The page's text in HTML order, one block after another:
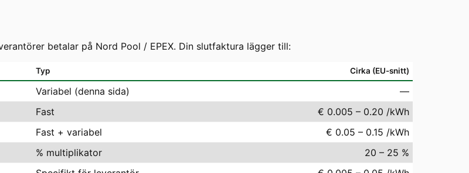
betalar på Nord Pool / EPEX. Din slutfaktura lägger till:
Typ Cirka (EU-snitt)
Variabel (denna sida)
—
Fast
€ 0.005 – 0.20 /kWh
Fast + variabel
€ 0.05 – 0.15 /kWh
% multiplikator
20 – 25 %